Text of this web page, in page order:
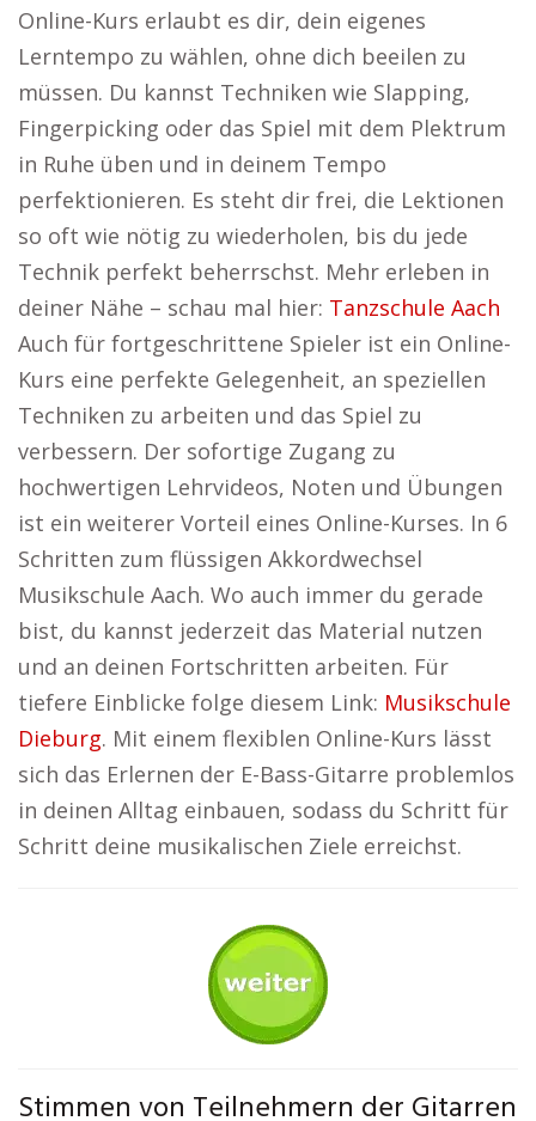
Online-Kurs erlaubt es dir, dein eigenes
Lerntempo zu wählen, ohne dich beeilen zu
müssen. Du kannst Techniken wie Slapping,
Fingerpicking oder das Spiel mit dem Plektrum
in Ruhe üben und in deinem Tempo
perfektionieren. Es steht dir frei, die Lektionen
so oft wie nötig zu wiederholen, bis du jede
Technik perfekt beherrschst. Mehr erleben in
deiner Nähe – schau mal hier: Tanzschule Aach
Auch für fortgeschrittene Spieler ist ein Online-
Kurs eine perfekte Gelegenheit, an speziellen
Techniken zu arbeiten und das Spiel zu
verbessern. Der sofortige Zugang zu
hochwertigen Lehrvideos, Noten und Übungen
ist ein weiterer Vorteil eines Online-Kurses. In 6
Schritten zum flüssigen Akkordwechsel
Musikschule Aach. Wo auch immer du gerade
bist, du kannst jederzeit das Material nutzen
und an deinen Fortschritten arbeiten. Für
tiefere Einblicke folge diesem Link: Musikschule
Dieburg. Mit einem flexiblen Online-Kurs lässt
sich das Erlernen der E-Bass-Gitarre problemlos
in deinen Alltag einbauen, sodass du Schritt für
Schritt deine musikalischen Ziele erreichst.
Stimmen von Teilnehmern der Gitarren